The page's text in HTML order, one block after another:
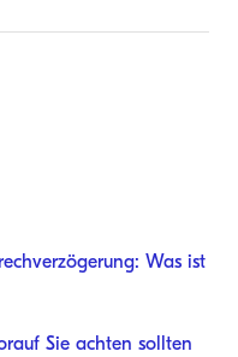
Was ist
Sie achten sollten